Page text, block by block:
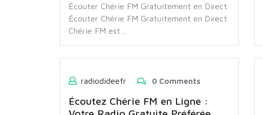
Écouter Chérie FM Gratuitement en Direct
Écouter Chérie FM Gratuitement en Direct
Chérie FM est…
radiodideefr 0 Comments
Écoutez Chérie FM en Ligne :